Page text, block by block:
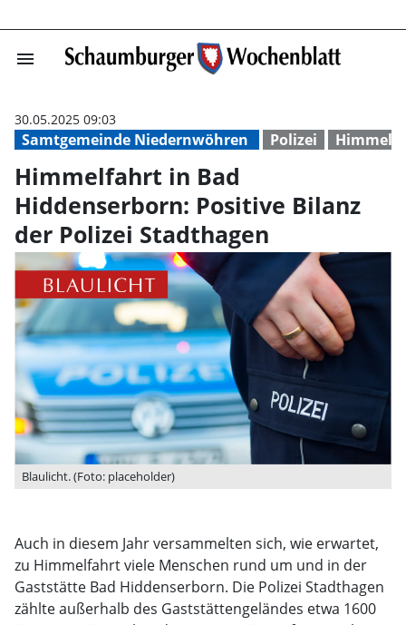
menu Himmelfahrt in
Samtgemeinde Niedernwöhren Polizei
30.05.2025 09:03
Himmelfahrt in Bad
Hiddenserborn: Positive Bilanz
der Polizei Stadthagen
Blaulicht. (Foto: placeholder)
Auch in diesem Jahr versammelten sich, wie erwartet,
zu Himmelfahrt viele Menschen rund um und in der
Gaststätte Bad Hiddenserborn. Die Polizei Stadthagen
zählte außerhalb des Gaststättengeländes etwa 1600